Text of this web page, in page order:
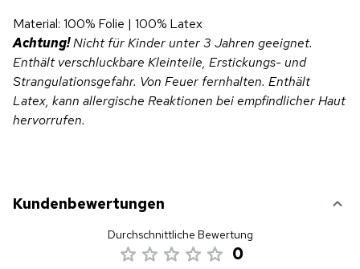
Material: 100% Folie | 100% Latex
Achtung!Nicht für Kinder unter 3 Jahren geeignet.
Enthält verschluckbare Kleinteile, Erstickungs- und
Strangulationsgefahr. Von Feuer fernhalten. Enthält
Latex, kann allergische Reaktionen bei empfindlicher Haut
hervorrufen.
Kundenbewertungen
Durchschnittliche Bewertung
0